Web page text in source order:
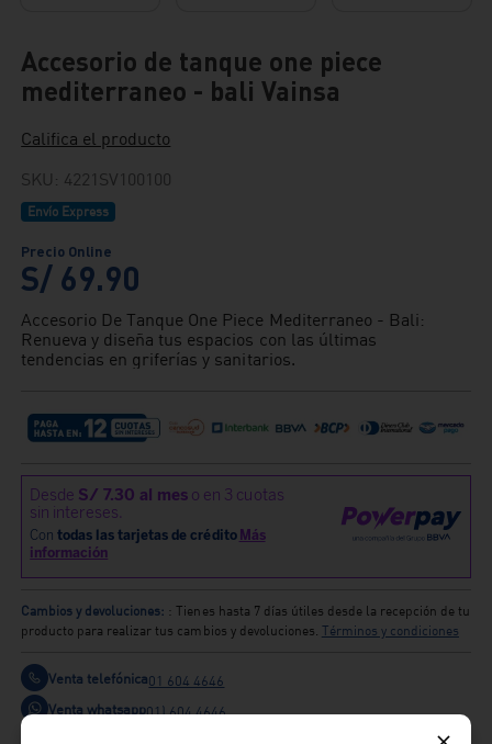
Accesorio de tanque one piece
mediterraneo - bali Vainsa
Califica el producto
SKU : 4221SV100100
Envío Express
S/ 69.90
Accesorio De Tanque One Piece Mediterraneo - Bali:
Renueva y diseña tus espacios con las últimas
tendencias en griferías y sanitarios.
Cambios y devoluciones: : Tienes hasta 7 días útiles desde la recepción de tu
producto para realizar tus cambios y devoluciones. Términos y condiciones
Venta telefónica01 604 4646
Venta whatsapp01) 604 4646